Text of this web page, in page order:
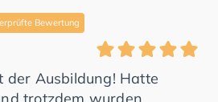
Bewertung
der Ausbildung! Hatte
trotzdem wurden